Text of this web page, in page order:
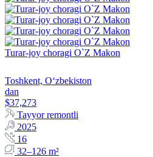
Turar-joy choragi O`Z Makon
Toshkent, Oʻzbekiston
dan
$37,273
Tayyor remontli
2025
16
32–126 m²